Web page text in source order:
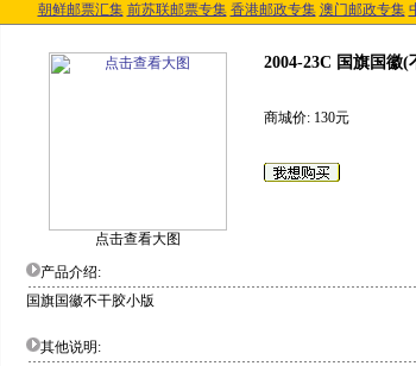
朝鲜邮票汇集 前苏联邮票专集 香港邮政专集 澳门邮政专集
点击查看大图
2004-23C 国旗国徽(
商城价: 130元
产品介绍:
国旗国徽不干胶小版
其他说明: